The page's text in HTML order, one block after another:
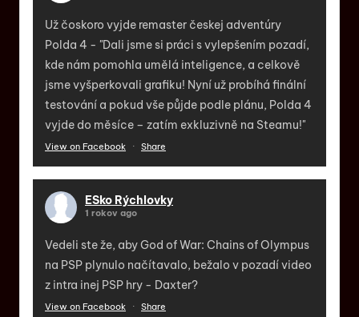
Už čoskoro vyjde remaster českej adventúry
Polda 4 - "Dali jsme si práci s vylepšením pozadí,
kde nám pomohla umělá inteligence, a celkově
jsme vyšperkovali grafiku! Nyní už probíhá finální
testování a pokud vše půjde podle plánu, Polda 4
vyjde do měsíce – zatím exkluzivně na Steamu!"
View on Facebook · Share
ESko Rýchlovky
1 rokov ago
Vedeli ste že, aby God of War: Chains of Olympus
na PSP plynulo načítavalo, bežalo v pozadí video
z intra inej PSP hry - Daxter?
View on Facebook · Share